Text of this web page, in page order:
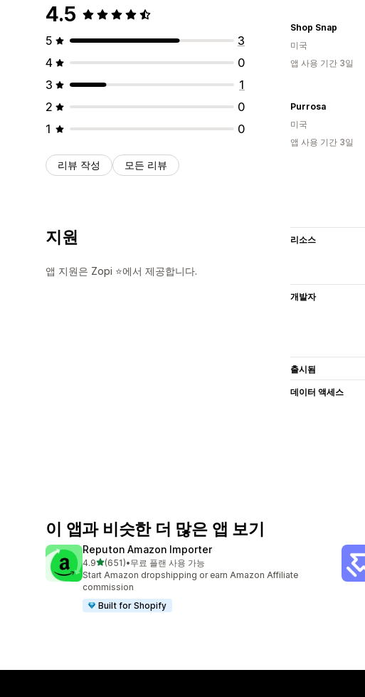
4.5
5
3
4
0
3
1
2
0
1
0
리뷰 작성 모든 리뷰
Shop Snap
미국
앱 사용 기간 3일
Purrosa
미국
앱 사용 기간 3일
지원
앱 지원은 Zopi ⭐에서 제공합니다.
리소스
개발자
출시됨
데이터 액세스
이 앱과 비슷한 더 많은 앱 보기
Reputon Amazon Importer
4.9별 5개 중
(651)
총 리뷰 651개
•무료 플랜 사용 가능
Start Amazon dropshipping or earn Amazon Affiliate
commission
Built for Shopify